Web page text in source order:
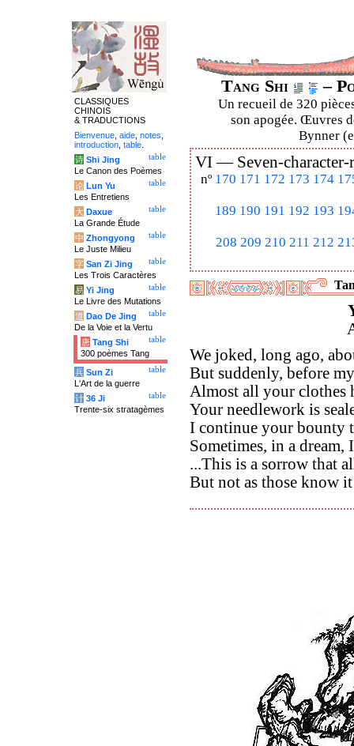
Tang Shi –
Un recueil de 320
son apogée. Œuvres
Bynner
VI — Seven-
nº 170 171 172 173 174
189 190 191 192 193
208 209 210 211 212
We joked, long ago,
But suddenly, before
Almost all your clothes
Your needlework is
I continue your bounty
Sometimes, in a
...This is a sorrow that
But not as those know
CLASSIQUES
CHINOIS
& TRADUCTIONS
Bienvenue aide notes
introduction table
table
诗 Shi Jing
Le Canon des Poèmes
table
论 Lun Yu
Les Entretiens
table
大 Daxue
La Grande Étude
table
中 Zhongyong
Le Juste Milieu
table
字 San Zi Jing
Les Trois Caractères
table
易 Yi Jing
Le Livre des Mutations
table
道 Dao De Jing
De la Voie et la Vertu
table
唐 Tang Shi
300 poèmes Tang
table
兵 Sun Zi
L'Art de la guerre
table
计 36 Ji
Trente-six stratagèmes